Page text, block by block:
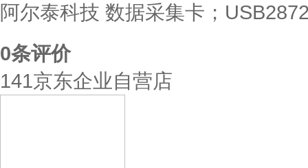
阿尔泰科技 数据采集卡；
0条评价
141京东企业自营店